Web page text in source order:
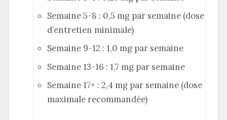
Semaine 5-8 : 0,5 mg par semaine (dose
d’entretien minimale)
Semaine 9-12 : 1,0 mg par semaine
Semaine 13-16 : 1,7 mg par semaine
Semaine 17+ : 2,4 mg par semaine (dose
maximale recommandée)